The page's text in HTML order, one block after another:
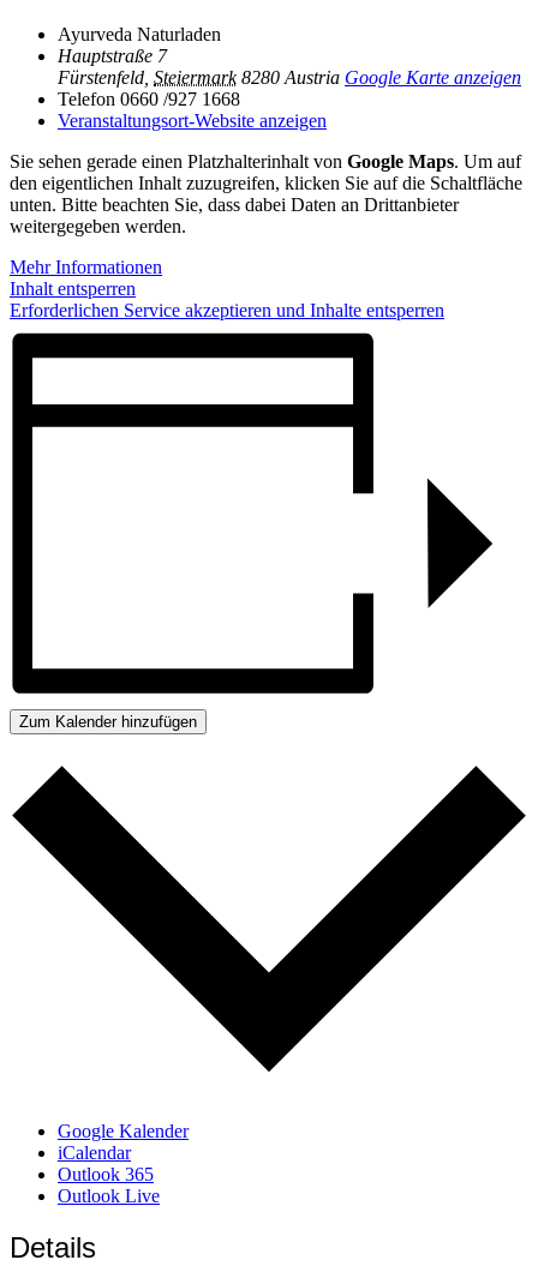
Ayurveda Naturladen
Hauptstraße 7
Fürstenfeld Steiermark 8280 Austria Google Karte anzeigen
Telefon 0660 /927 1668
Veranstaltungsort-Website anzeigen
Sie sehen gerade einen Platzhalterinhalt von Google Maps. Um auf
den eigentlichen Inhalt zuzugreifen, klicken Sie auf die Schaltfläche
unten. Bitte beachten Sie, dass dabei Daten an Drittanbieter
weitergegeben werden.
Mehr Informationen
Inhalt entsperren
Erforderlichen Service akzeptieren und Inhalte entsperren
Zum Kalender hinzufügen
Google Kalender
iCalendar
Outlook 365
Outlook Live
Details